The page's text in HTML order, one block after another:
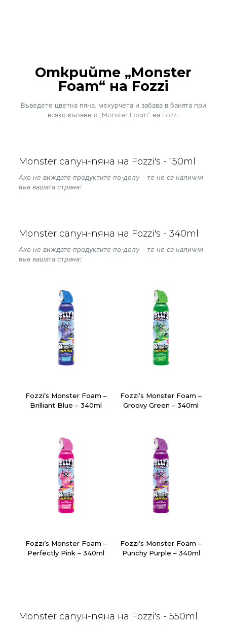
Открийте „Monster
Foam“ на Fozzi
Въведете цветна пяна, мехурчета и забава в банята при
всяко къпане с „Monster Foam“ на Fozzi.
Monster сапун-пяна на Fozzi's - 150ml
Ако не виждате продуктите по-долу – те не са налични
във вашата страна!
Monster сапун-пяна на Fozzi's - 340ml
Ако не виждате продуктите по-долу – те не са налични
във вашата страна!
Fozzi’s Monster Foam –
Brilliant Blue – 340ml
Fozzi’s Monster Foam –
Groovy Green – 340ml
Fozzi’s Monster Foam –
Perfectly Pink – 340ml
Fozzi’s Monster Foam –
Punchy Purple – 340ml
Monster сапун-пяна на Fozzi's - 550ml